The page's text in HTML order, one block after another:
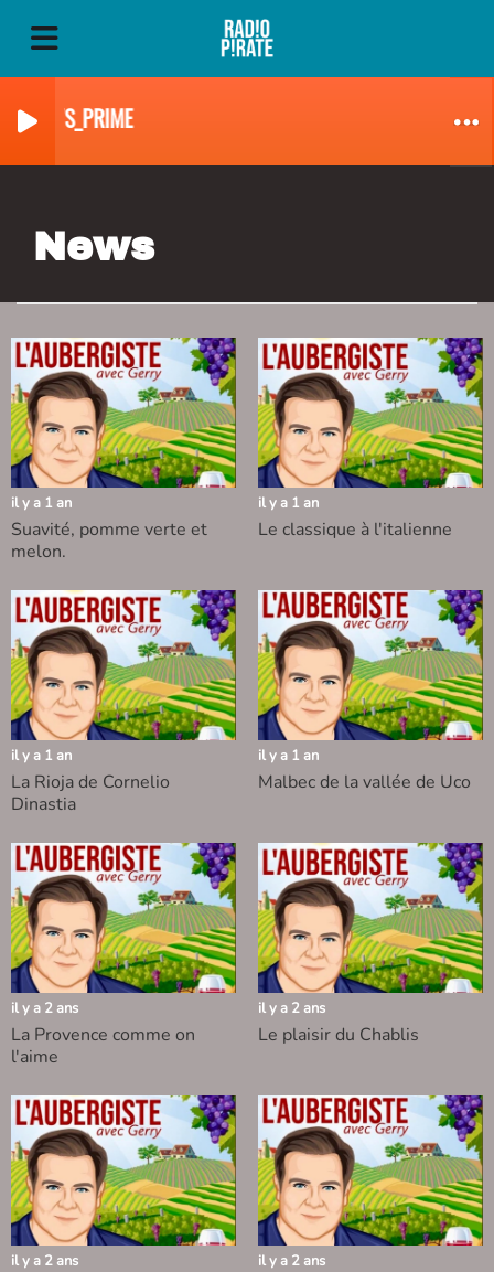
News
il y a 1 an
Suavité, pomme verte et
melon.
il y a 1 an
Le classique à l'italienne
il y a 1 an
La Rioja de Cornelio
Dinastia
il y a 1 an
Malbec de la vallée de Uco
il y a 2 ans
La Provence comme on
l'aime
il y a 2 ans
Le plaisir du Chablis
il y a 2 ans il y a 2 ans